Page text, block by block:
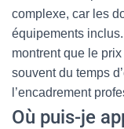
complexe, car les
équipements
montrent que le
souvent du temps
l’encadrement
Où puis-je